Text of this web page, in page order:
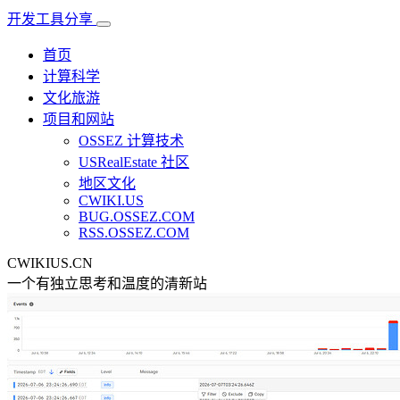
开发工具分享
首页
计算科学
文化旅游
项目和网站
OSSEZ 计算技术
USRealEstate 社区
地区文化
CWIKI.US
BUG.OSSEZ.COM
RSS.OSSEZ.COM
CWIKIUS.CN
一个有独立思考和温度的清新站